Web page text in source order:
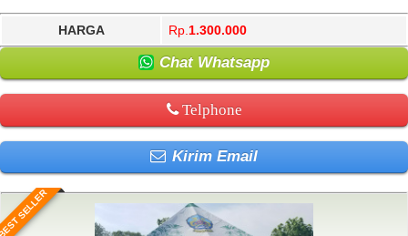
HARGA Rp. 1.300.000
Chat Whatsapp
Telphone
Kirim Email
SELLER